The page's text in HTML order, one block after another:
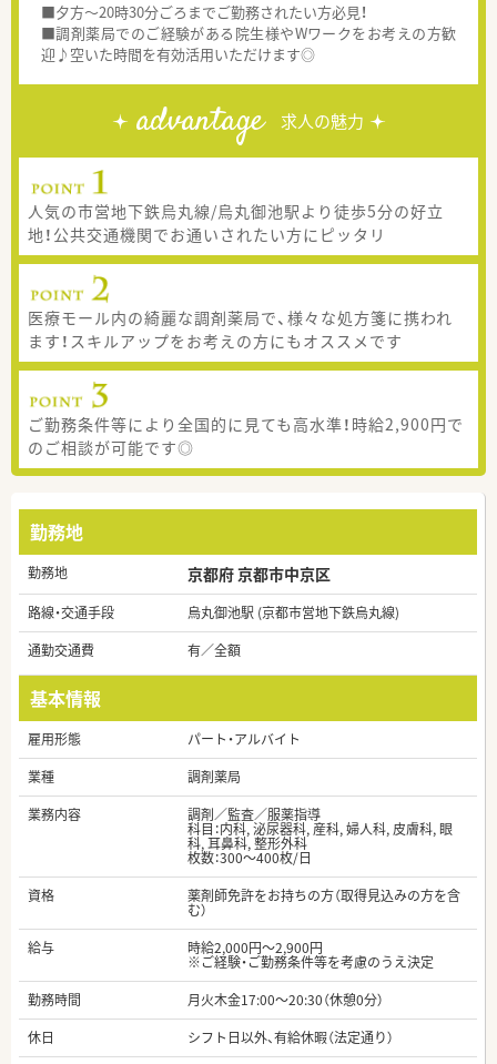
■夕方～20時30分ごろまでご勤務されたい方必見！
■調剤薬局でのご経験がある院生様やWワークをお考えの方歓
迎♪空いた時間を有効活用いただけます◎
advantage 求人の魅力
人気の市営地下鉄烏丸線/烏丸御池駅より徒歩5分の好立
地！公共交通機関でお通いされたい方にピッタリ
医療モール内の綺麗な調剤薬局で、様々な処方箋に携われ
ます！スキルアップをお考えの方にもオススメです
ご勤務条件等により全国的に見ても高水準！時給2,900円で
のご相談が可能です◎
勤務地
勤務地 京都府 京都市中京区
路線・交通手段
烏丸御池駅 (京都市営地下鉄烏丸線)
通勤交通費
有／全額
基本情報
雇用形態
パート・アルバイト
業種
調剤薬局
業務内容
調剤／監査／服薬指導
科目：内科, 泌尿器科, 産科, 婦人科, 皮膚科, 眼
科, 耳鼻科, 整形外科
枚数：300～400枚/日
資格
薬剤師免許をお持ちの方（取得見込みの方を含
む）
給与
時給2,000円～2,900円
※ご経験・ご勤務条件等を考慮のうえ決定
勤務時間
月火木金17:00～20:30（休憩0分）
休日
シフト日以外、有給休暇（法定通り）